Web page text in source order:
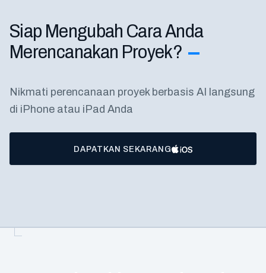
Siap Mengubah Cara Anda
Merencanakan Proyek?
Nikmati perencanaan proyek berbasis AI langsung
di iPhone atau iPad Anda
DAPATKAN SEKARANG